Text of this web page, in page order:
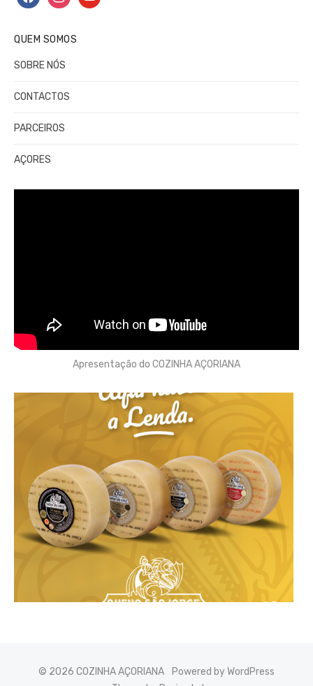
QUEM SOMOS
SOBRE NÓS
CONTACTOS
PARCEIROS
AÇORES
Apresentação do COZINHA AÇORIANA
© 2026 COZINHA AÇORIANA
Powered by WordPress